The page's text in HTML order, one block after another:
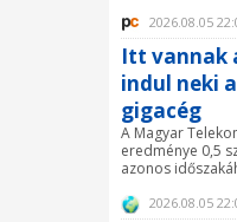
2026.08.05
Itt vannak
indul neki
gigacég
A Magyar
eredménye 0,5
azonos
2026.08.05